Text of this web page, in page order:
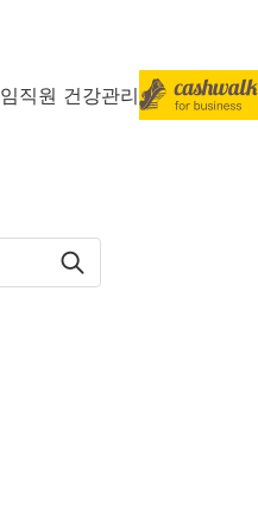
임직원 건강관리